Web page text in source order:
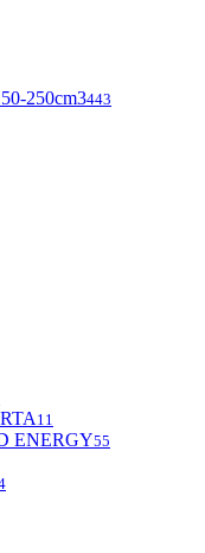
250cm3443
11
ENERGY55